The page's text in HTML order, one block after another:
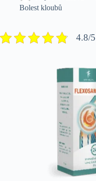
Bolest kloubů
4.8/